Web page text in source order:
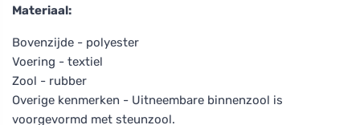
Materiaal:
Bovenzijde - polyester
Voering - textiel
Zool - rubber
Overige kenmerken - Uitneembare binnenzool is
voorgevormd met steunzool.